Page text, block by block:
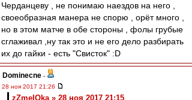
Черданцеву , не понимаю наездов на него ,
своеобразная манера не спорю , орёт много ,
но в этом матче в обе стороны , фолы грубые
сглаживал ,ну так это и не его дело разбирать
их до гайки - есть "Свисток" :D
Dominecne -
28 ноя 2017 21:26
zZmeIOka » 28 ноя 2017 21:15